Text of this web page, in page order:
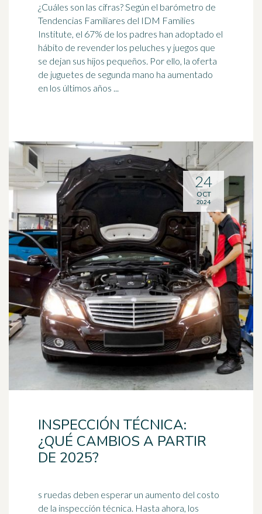
¿Cuáles son las cifras? Según el barómetro de
Tendencias Familiares del IDM Families
Institute, el 67% de los padres han adoptado el
hábito de revender los peluches y juegos que
se dejan sus hijos pequeños. Por ello, la oferta
de juguetes de segunda mano ha aumentado
en los últimos años ...
INSPECCIÓN TÉCNICA:
¿QUÉ CAMBIOS A PARTIR
DE 2025?
s ruedas deben esperar un aumento del costo
de la inspección técnica. Hasta ahora, los
24
OCT
2024